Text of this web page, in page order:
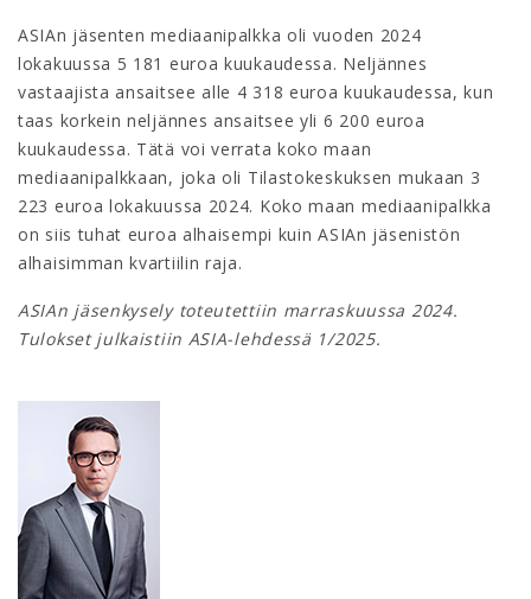
ASIAn jäsenten mediaanipalkka oli vuoden 2024
lokakuussa 5 181 euroa kuukaudessa. Neljännes
vastaajista ansaitsee alle 4 318 euroa kuukaudessa, kun
taas korkein neljännes ansaitsee yli 6 200 euroa
kuukaudessa. Tätä voi verrata koko maan
mediaanipalkkaan, joka oli Tilastokeskuksen mukaan 3
223 euroa lokakuussa 2024. Koko maan mediaanipalkka
on siis tuhat euroa alhaisempi kuin ASIAn jäsenistön
alhaisimman kvartiilin raja.
ASIAn jäsenkysely toteutettiin marraskuussa 2024.
Tulokset julkaistiin ASIA-lehdessä 1/2025.